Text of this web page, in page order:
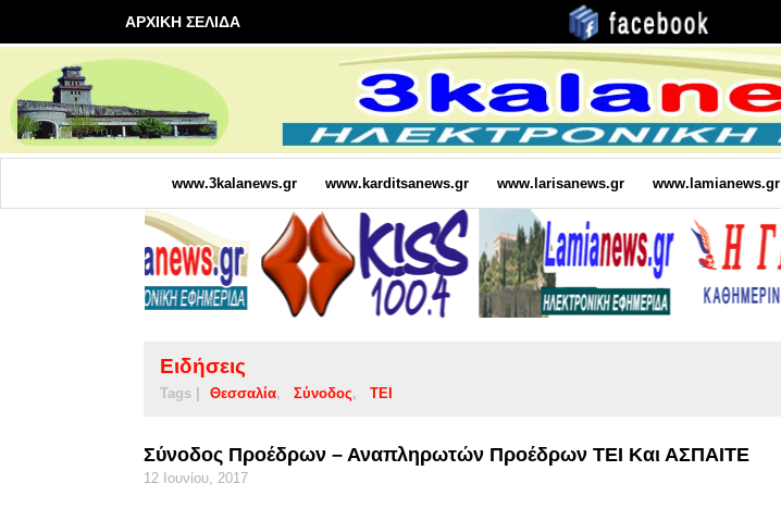
ΑΡΧΙΚΗ ΣΕΛΙΔΑ
www.3kalanews.gr www.karditsanews.gr www.larisanews.gr www.lamianews.gr
Ειδήσεις
Tags | Θεσσαλία Σύνοδος ΤΕΙ
Σύνοδος Προέδρων – Αναπληρωτών Προέδρων ΤΕΙ Και ΑΣΠΑΙΤΕ
12 Ιουνίου, 2017